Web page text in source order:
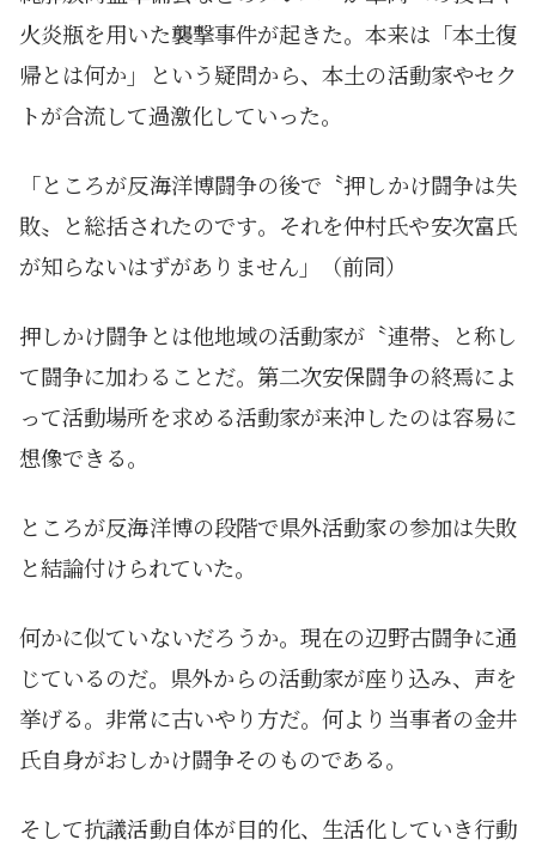
火炎瓶を用いた襲撃事件が起きた。本来は「本土復
帰とは何か」という疑問から、本土の活動家やセク
トが合流して過激化していった。
「ところが反海洋博闘争の後で〝押しかけ闘争は失
敗〟と総括されたのです。それを仲村氏や安次富氏
が知らないはずがありません」（前同）
押しかけ闘争とは他地域の活動家が〝連帯〟と称し
て闘争に加わることだ。第二次安保闘争の終焉によ
って活動場所を求める活動家が来沖したのは容易に
想像できる。
ところが反海洋博の段階で県外活動家の参加は失敗
と結論付けられていた。
何かに似ていないだろうか。現在の辺野古闘争に通
じているのだ。県外からの活動家が座り込み、声を
挙げる。非常に古いやり方だ。何より当事者の金井
氏自身がおしかけ闘争そのものである。
そして抗議活動自体が目的化、生活化していき行動